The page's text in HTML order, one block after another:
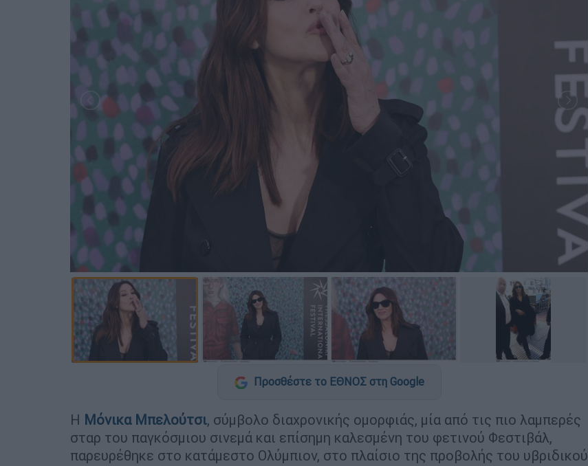
Προσθέστε το ΕΘΝΟΣ στη Google
Η Μόνικα Μπελούτσι, σύμβολο διαχρονικής ομορφιάς, μία από τις πιο λαμπερές
σταρ του παγκόσμιου σινεμά και επίσημη καλεσμένη του φετινού Φεστιβάλ,
παρευρέθηκε στο κατάμεστο Ολύμπιον, στο πλαίσιο της προβολής του υβριδικού